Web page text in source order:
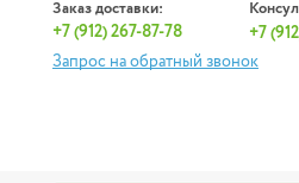
Заказ доставки:
+7 (912) 267-87-78
+7
Запрос на обратный звонок